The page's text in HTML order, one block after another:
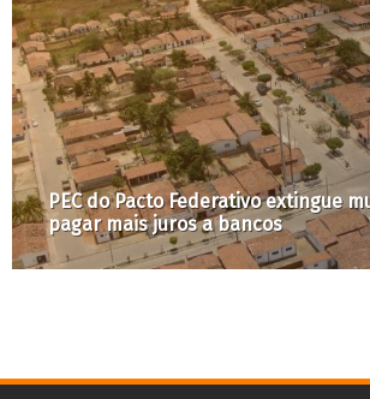
PEC do Pacto Federativo extingue
pagar mais juros a bancos